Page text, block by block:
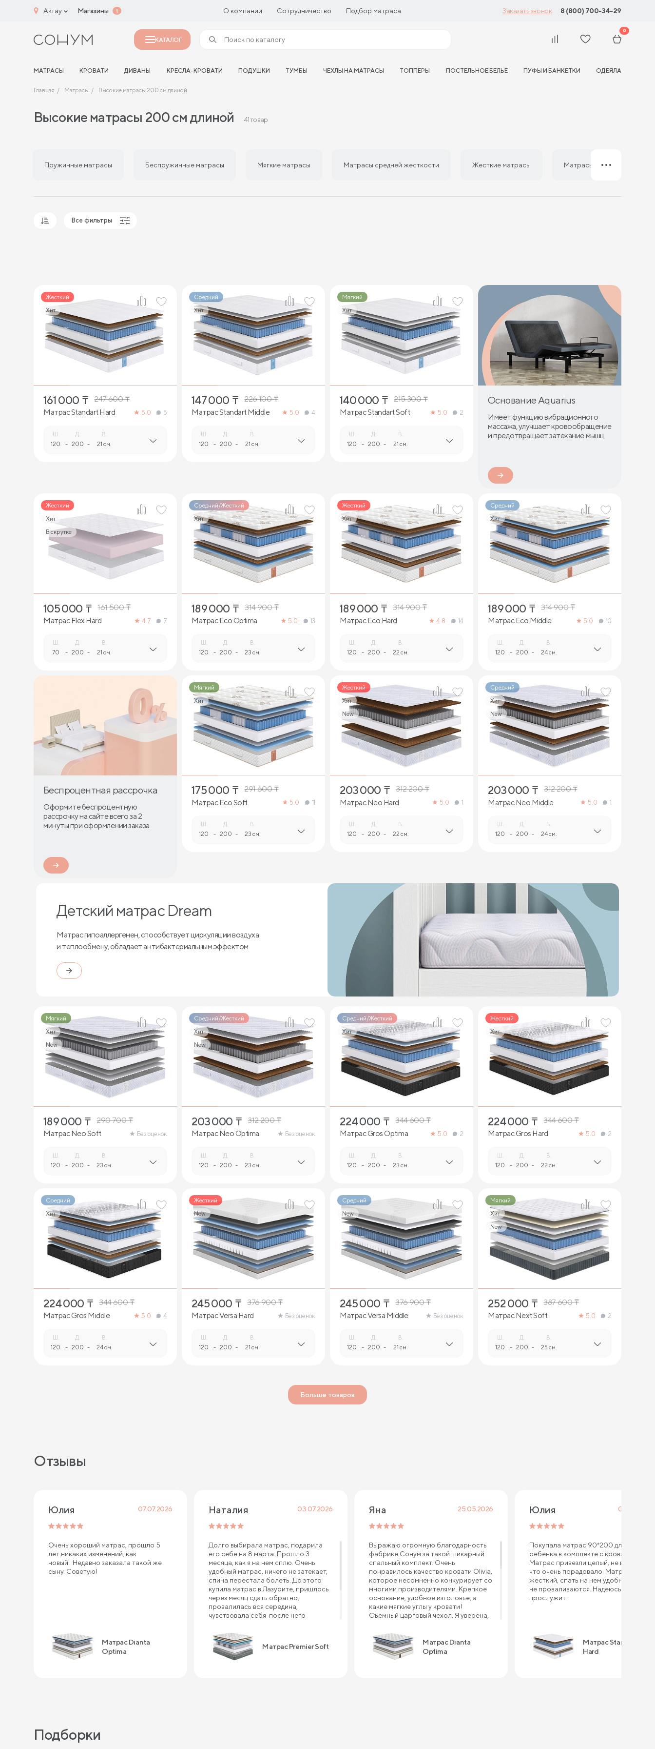
Актау Магазины 1 О компании Сотрудничество Подбор матраса Заказать звонок 8 (800) 700-34-29
КАТАЛОГ
0
МАТРАСЫ КРОВАТИ ДИВАНЫ КРЕСЛА-КРОВАТИ ПОДУШКИ ТУМБЫ ЧЕХЛЫ НА МАТРАСЫ ТОППЕРЫ ПОСТЕЛЬНОЕ БЕЛЬЕ ПУФЫ И БАНКЕТКИ ОДЕЯЛА
Главная Матрасы Высокие матрасы 200 см длиной
Высокие матрасы 200 см длиной 41 товар
Пружинные матрасы Беспружинные матрасы Мягкие матрасы Матрасы средней жесткости Жесткие матрасы Матрасы из латекса
Все фильтры
Жесткий
Хит
2
161 000 ₸ 247 600₸
Матрас Standart Hard
5.0 5
Ш.
120 -
Д.
200 -
В.
21 см.
Средний
Хит
147 000 ₸ 226 100₸
Матрас Standart Middle
5.0 4
Ш.
120 -
Д.
200 -
В.
21 см.
Мягкий
Хит
2
140 000 ₸ 215 300₸
Матрас Standart Soft
5.0 2
Ш.
120 -
Д.
200 -
В.
21 см.
Основание Aquarius
Имеет функцию вибрационного
массажа, улучшает кровообращение
и предотвращает затекание мышц
Жесткий
Хит
В скрутке
105 000 ₸ 161 500₸
Матрас Flex Hard
4.7 7
Ш.
70 -
Д.
200 -
В.
21 см.
Средний/Жесткий
Хит
1
189 000 ₸ 314 900₸
Матрас Eco Optima
5.0 13
Ш.
120 -
Д.
200 -
В.
23 см.
Жесткий
Хит
1
189 000 ₸ 314 900₸
Матрас Eco Hard
4.8 14
Ш.
120 -
Д.
200 -
В.
22 см.
Средний
Хит
1
189 000 ₸ 314 900₸
Матрас Eco Middle
5.0 10
Ш.
120 -
Д.
200 -
В.
24 см.
Беспроцентная рассрочка
Оформите беспроцентную
рассрочку на сайте всего за 2
минуты при оформлении заказа
Мягкий
Хит
1
175 000 ₸ 291 600₸
Матрас Eco Soft
5.0 11
120 -
Д.
200 -
В.
23 см.
Жесткий
Хит
New
2
203 000 ₸ 312 200₸
Матрас Neo Hard
5.0 1
120 -
Д.
200 -
В.
22 см.
Средний
Хит
New
2
203 000 ₸ 312 200₸
Матрас Neo Middle
5.0 1
120 -
Д.
200 -
В.
24 см.
Детский матрас Dream
Матрас гипоаллергенен, способствует циркуляции воздуха
и теплообмену, обладает антибактериальным эффектом
Мягкий
Хит
New
2
189 000 ₸ 290 700₸
Матрас Neo Soft
Без оценок
Ш.
120 -
Д.
200 -
В.
23 см.
Средний/Жесткий
Хит
New
2
203 000 ₸ 312 200₸
Матрас Neo Optima
Без оценок
Ш.
120 -
Д.
200 -
В.
23 см.
Средний/Жесткий
Хит
2
224 000 ₸ 344 600₸
Матрас Gros Optima
5.0 2
Ш.
120 -
Д.
200 -
В.
23 см.
Жесткий
Хит
2
224 000 ₸ 344 600₸
Матрас Gros Hard
5.0 2
Ш.
120 -
Д.
200 -
В.
22 см.
Средний
Хит
2
224 000 ₸ 344 600₸
Матрас Gros Middle
5.0 4
Ш.
120 -
Д.
200 -
В.
24 см.
Жесткий
New
3
245 000 ₸ 376 900₸
Матрас Versa Hard
Без оценок
Ш.
120 -
Д.
200 -
В.
21 см.
Средний
New
3
245 000 ₸ 376 900₸
Матрас Versa Middle
Без оценок
Ш.
120 -
Д.
200 -
В.
21 см.
Мягкий
Хит
New
2
252 000 ₸ 387 600₸
Матрас Next Soft
5.0 2
Ш.
120 -
Д.
200 -
В.
25 см.
Больше товаров
Отзывы
Юлия 07.07.2026
Очень хороший матрас, прошло 5
лет никаких изменений, как
новый. Недавно заказала такой же
сыну. Советую!
Матрас Dianta
Optima
Наталия 03.07.2026
Долго выбирала матрас, подарила
его себе на 8 марта. Прошло 3
месяца, как я на нем сплю. Очень
удобный матрас, ничего не затекает,
спина перестала болеть. До этого
купила матрас в Лазурите, пришлось
через месяц сдать обратно,
провалилась вся середина,
чувствовала себя после него
спина, и плечи. Рекомендую матрас
кампании Сонум к покупке, пока не
пожалела ни дня . Спасибо большое
за крепкий сон!!!
Матрас Premier Soft
Яна 25.05.2026
Выражаю огромную благодарность
фабрике Сонум за такой шикарный
спальный комплект. Очень
понравилось качество кровати Olivia,
которое несомненно конкурирует со
многими производителями. Крепкое
основание, удобное изголовье, а
какие мягкие углы у кровати!
Съемный царговый чехол. Я уверена,
с предыдущей кроватью другого
производителя примерно через год
это случилось. А матрас - это
отдельный шедевр! Выдерживает
Матрас Dianta
Optima
Юлия 08.04.2026
Покупала матрас 90*200 для
ребенка в комплекте с кроватью.
Матрас привезли целый, не всткурке,
что очень порадовало. Матрас
жесткий, спать на нем удобно, бока
не проваливаются. Надеюсь долго
прослужит.
Матрас Standart
Hard
Подборки